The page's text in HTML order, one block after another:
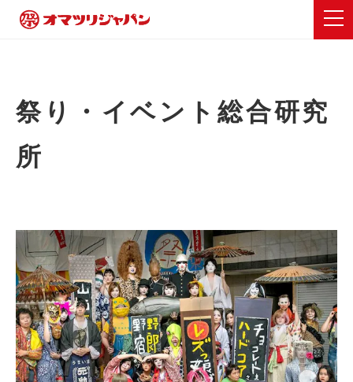
祭り・イベント総合研究
所